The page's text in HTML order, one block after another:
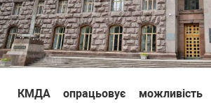
КМДА опрацьовує можливість